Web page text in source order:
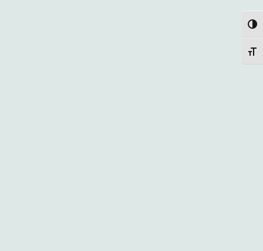
Toggle High Contrast
Toggle Font size